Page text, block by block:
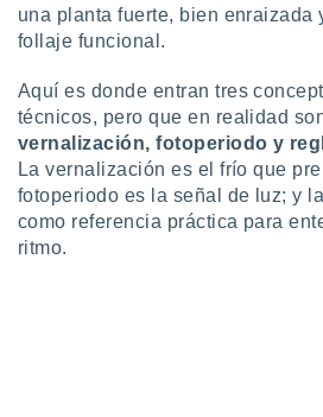
únicos
similares
como
una planta fuerte, bien enraizada
follaje funcional.
Aquí es donde entran tres
técnicos, pero que en realidad
vernalización, fotoperiodo y
La vernalización es el frío que
fotoperiodo es la señal de luz; y
como referencia práctica para
ritmo.